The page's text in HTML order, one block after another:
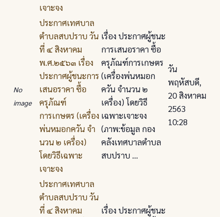
เจาะจง
No
image
ประกาศเทศบาล
ตําบลสบปราบ วัน
ที่ ๔ สิงหาคม
พ.ศ.๒๕๖๓ เรื่อง
ประกาศผู้ชนะการ
เสนอราคา ซื้อ
ครุภัณฑ์
การเกษตร (เครื่อง
พ่นหมอกควัน จํา
นวน ๒ เครื่อง)
โดยวิธีเฉพาะ
เจาะจง
เรื่อง ประกาศผู้ชนะ
การเสนอราคา ซื้อ
ครุภัณฑ์การเกษตร
(เครื่องพ่นหมอก
ควัน จํานวน ๒
เครื่อง) โดยวิธี
เฉพาะเจาะจง
(ภาพ:ข้อมูล กอง
คลังเทศบาลตำบล
สบปราบ ...
วัน
พฤหัสบดี,
20 สิงหาคม
2563
10:28
ประกาศเทศบาล
ตําบลสบปราบ วัน
ที่ ๔ สิงหาคม
เรื่อง ประกาศผู้ชนะ